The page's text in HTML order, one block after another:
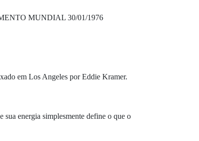
MUNDIAL 30/01/1976
em Los Angeles por Eddie Kramer.
energia simplesmente define o que o